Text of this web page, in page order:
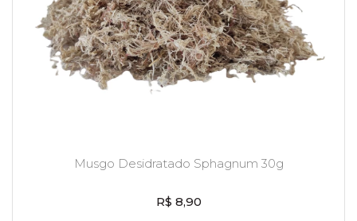
Musgo Desidratado Sphagnum 30g
R$ 8,90